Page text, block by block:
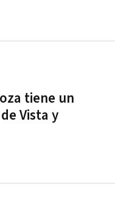
tiene un
Vista y